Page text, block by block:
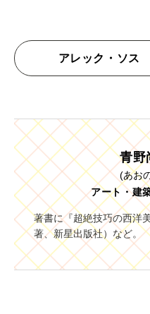
アレック・ソス
青野
(あお
アート・建
著書に『超絶技巧の西洋
著、新星出版社）など。